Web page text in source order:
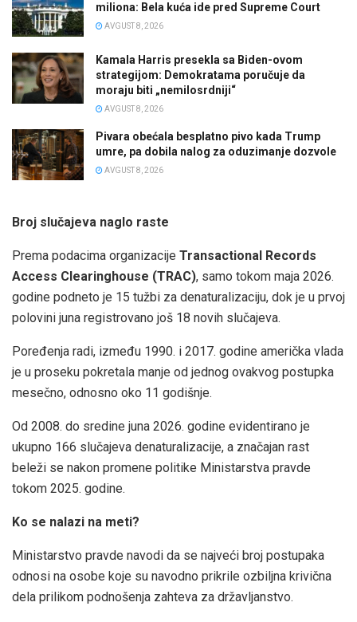
miliona: Bela kuća ide pred Supreme Court
AVGUST 8, 2026
Kamala Harris presekla sa Biden-ovom
strategijom: Demokratama poručuje da
moraju biti „nemilosrdniji“
AVGUST 8, 2026
Pivara obećala besplatno pivo kada Trump
umre, pa dobila nalog za oduzimanje dozvole
AVGUST 8, 2026
Broj slučajeva naglo raste
Prema podacima organizacije Transactional Records
Access Clearinghouse (TRAC), samo tokom maja 2026.
godine podneto je 15 tužbi za denaturalizaciju, dok je u prvoj
polovini juna registrovano još 18 novih slučajeva.
Poređenja radi, između 1990. i 2017. godine američka vlada
je u proseku pokretala manje od jednog ovakvog postupka
mesečno, odnosno oko 11 godišnje.
Od 2008. do sredine juna 2026. godine evidentirano je
ukupno 166 slučajeva denaturalizacije, a značajan rast
beleži se nakon promene politike Ministarstva pravde
tokom 2025. godine.
Ko se nalazi na meti?
Ministarstvo pravde navodi da se najveći broj postupaka
odnosi na osobe koje su navodno prikrile ozbiljna krivična
dela prilikom podnošenja zahteva za državljanstvo.